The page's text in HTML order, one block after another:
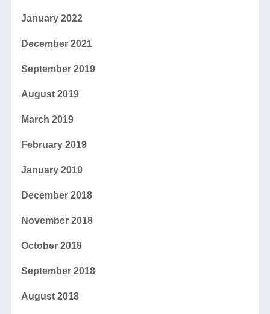
January 2022
December 2021
September 2019
August 2019
March 2019
February 2019
January 2019
December 2018
November 2018
October 2018
September 2018
August 2018